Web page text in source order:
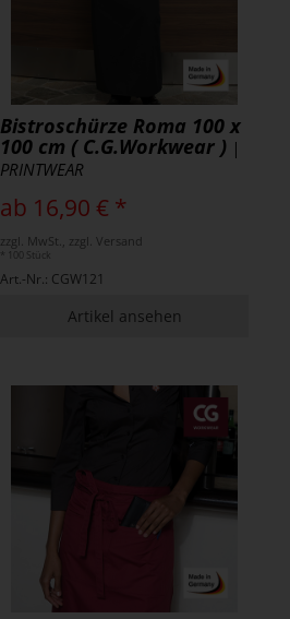
Bistroschürze Roma 100 x
100 cm ( C.G.Workwear ) |
PRINTWEAR
ab 16,90 € *
zzgl. MwSt., zzgl. Versand
* 100 Stück
Art.-Nr.: CGW121
Artikel ansehen